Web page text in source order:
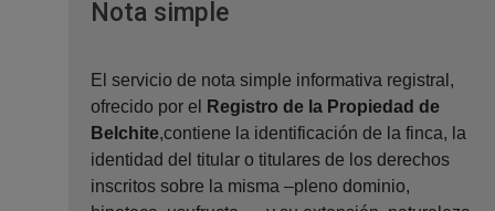
Nota simpleVentana nueva
El servicio de nota simple informativa registral,
ofrecido por el
Registro de la Propiedad de
Belchite,contiene la identificación de la finca, la
identidad del titular o titulares de los derechos
inscritos sobre la misma –pleno dominio,